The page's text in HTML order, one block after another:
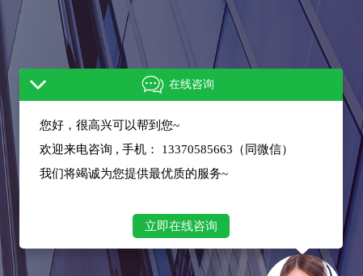
在线咨询
您好，很高兴可以帮到您~
欢迎来电咨询 , 手机： 13370585663（同微信）
我们将竭诚为您提供最优质的服务~
立即在线咨询